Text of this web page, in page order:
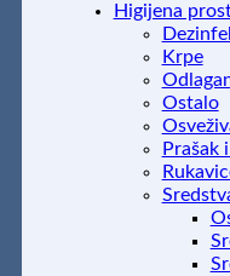
Higijena
Krpe
Ostalo
Prašak